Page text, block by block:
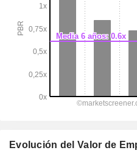
Evolución del Valor de